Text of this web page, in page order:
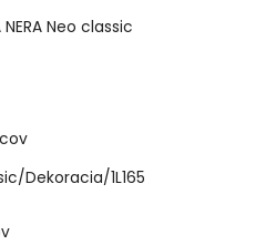
NERA Neo classic
Dekoracia/1L165